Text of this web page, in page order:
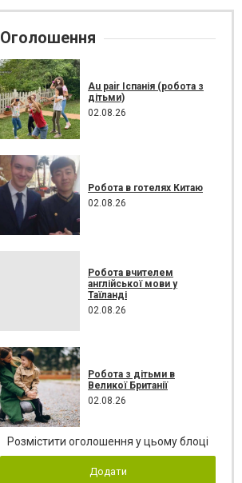
Оголошення
Au pair Іспанія (робота з
дітьми)
02.08.26
Робота в готелях Китаю
02.08.26
Робота вчителем
англійської мови у
Таїланді
02.08.26
Робота з дітьми в
Великої Британії
02.08.26
Розмістити оголошення у цьому блоці
Додати